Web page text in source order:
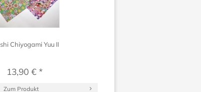
Chiyogami Yuu II
13,90 € *
Zum Produkt